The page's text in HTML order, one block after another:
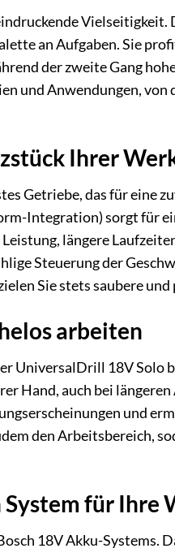
an Aufgaben. Sie
der zweite Gang
und Anwendungen, von
Ihrer
Getriebe, das für eine
Integration) sorgt für
längere
Steuerung der
Sie stets saubere und
arbeiten
UniversalDrill 18V Solo
Hand, auch bei
und
den Arbeitsbereich,
für Ihre
18V Akku-Systems.